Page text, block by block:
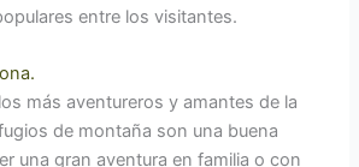
entre los visitantes.
más aventureros y amantes de la
de montaña son una buena
una gran aventura en familia o con